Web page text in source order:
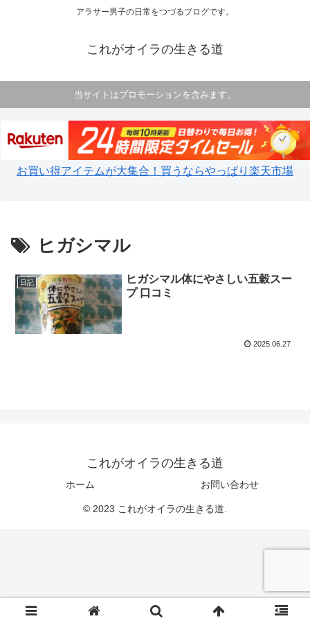
アラサー男子の日常をつづるブログです。
これがオイラの生きる道
当サイトはプロモーションを含みます。
お買い得アイテムが大集合！買うならやっぱり楽天市場
ヒガシマル
日記
ヒガシマル体にやさしい五穀スー
プ 口コミ
2025.06.27
これがオイラの生きる道
ホーム お問い合わせ
© 2023 これがオイラの生きる道.